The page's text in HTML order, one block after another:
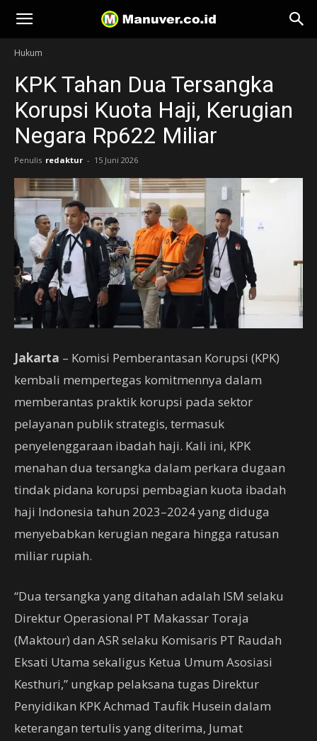
Manuver
Hukum
KPK Tahan Dua Tersangka
Korupsi Kuota Haji, Kerugian
Negara Rp622 Miliar
Penulis redaktur - 15 Juni 2026
Jakarta – Komisi Pemberantasan Korupsi (KPK)
kembali mempertegas komitmennya dalam
memberantas praktik korupsi pada sektor
pelayanan publik strategis, termasuk
penyelenggaraan ibadah haji. Kali ini, KPK
menahan dua tersangka dalam perkara dugaan
tindak pidana korupsi pembagian kuota ibadah
haji Indonesia tahun 2023–2024 yang diduga
menyebabkan kerugian negara hingga ratusan
miliar rupiah.
“Dua tersangka yang ditahan adalah ISM selaku
Direktur Operasional PT Makassar Toraja
(Maktour) dan ASR selaku Komisaris PT Raudah
Eksati Utama sekaligus Ketua Umum Asosiasi
Kesthuri,” ungkap pelaksana tugas Direktur
Penyidikan KPK Achmad Taufik Husein dalam
keterangan tertulis yang diterima, Jumat